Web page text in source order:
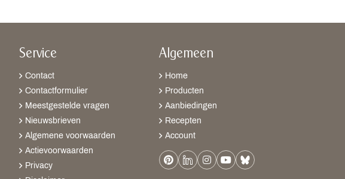
Service
Contact
Contactformulier
Meestgestelde vragen
Nieuwsbrieven
Algemene voorwaarden
Actievoorwaarden
Privacy
Algemeen
Home
Producten
Aanbiedingen
Recepten
Account